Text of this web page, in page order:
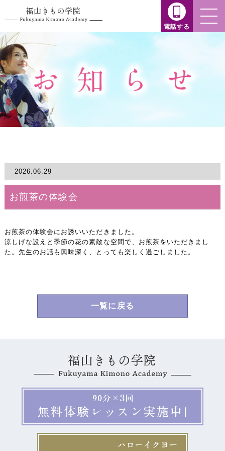
電話する
2026.06.29
お煎茶の体験会
お煎茶の体験会にお誘いいただきました。
涼しげな設えと季節の花の素敵な空間で、お煎茶をいただきまし
た。先生のお話も興味深く、とっても楽しく過ごしました。
一覧に戻る